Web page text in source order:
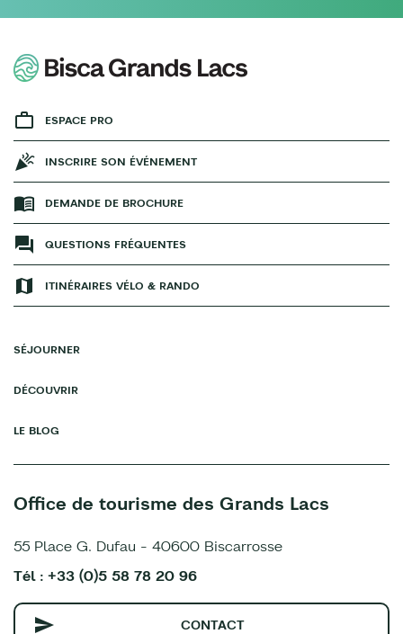
ESPACE PRO
INSCRIRE SON ÉVÉNEMENT
DEMANDE DE BROCHURE
QUESTIONS FRÉQUENTES
ITINÉRAIRES VÉLO & RANDO
SÉJOURNER
DÉCOUVRIR
LE BLOG
Office de tourisme des Grands Lacs
55 Place G. Dufau - 40600 Biscarrosse
Tél : +33 (0)5 58 78 20 96
CONTACT